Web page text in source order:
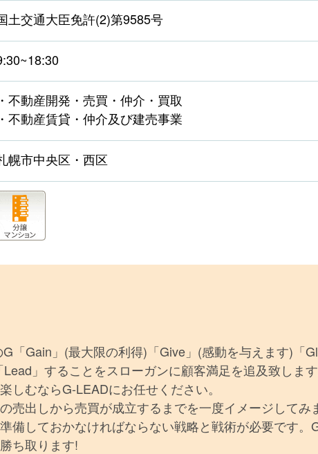
土交通大臣免許(2)第9585号
・不動産開発・売買・仲介・買取
・不動産賃貸・仲介及び建売事業
幌市中央区・西区
「Gain」(最大限の利得)「Give」(感動を与えます)「
」することをスローガンに顧客満足を追及致します
しむならG-LEADにお任せください。
売出しから売買が成立するまでを一度イメージしてみ
備しておかなければならない戦略と戦術が必要です
ち取ります!